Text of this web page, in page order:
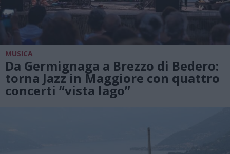
MUSICA
Da Germignaga a Brezzo di Bedero:
torna Jazz in Maggiore con quattro
concerti “vista lago”